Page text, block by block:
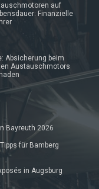
auf
Finanzielle
Absicherung beim
Austauschmotors
Bayreuth 2026
für Bamberg
in Augsburg